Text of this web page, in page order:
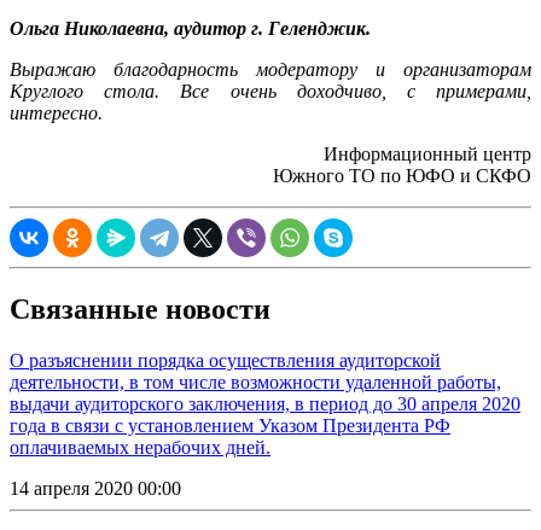
Ольга Николаевна, аудитор г. Геленджик.
Выражаю благодарность модератору и организаторам
Круглого стола. Все очень доходчиво, с примерами,
интересно.
Информационный центр
Южного ТО по ЮФО и СКФО
Связанные новости
О разъяснении порядка осуществления аудиторской
деятельности, в том числе возможности удаленной работы,
выдачи аудиторского заключения, в период до 30 апреля 2020
года в связи с установлением Указом Президента РФ
оплачиваемых нерабочих дней.
14 апреля 2020 00:00